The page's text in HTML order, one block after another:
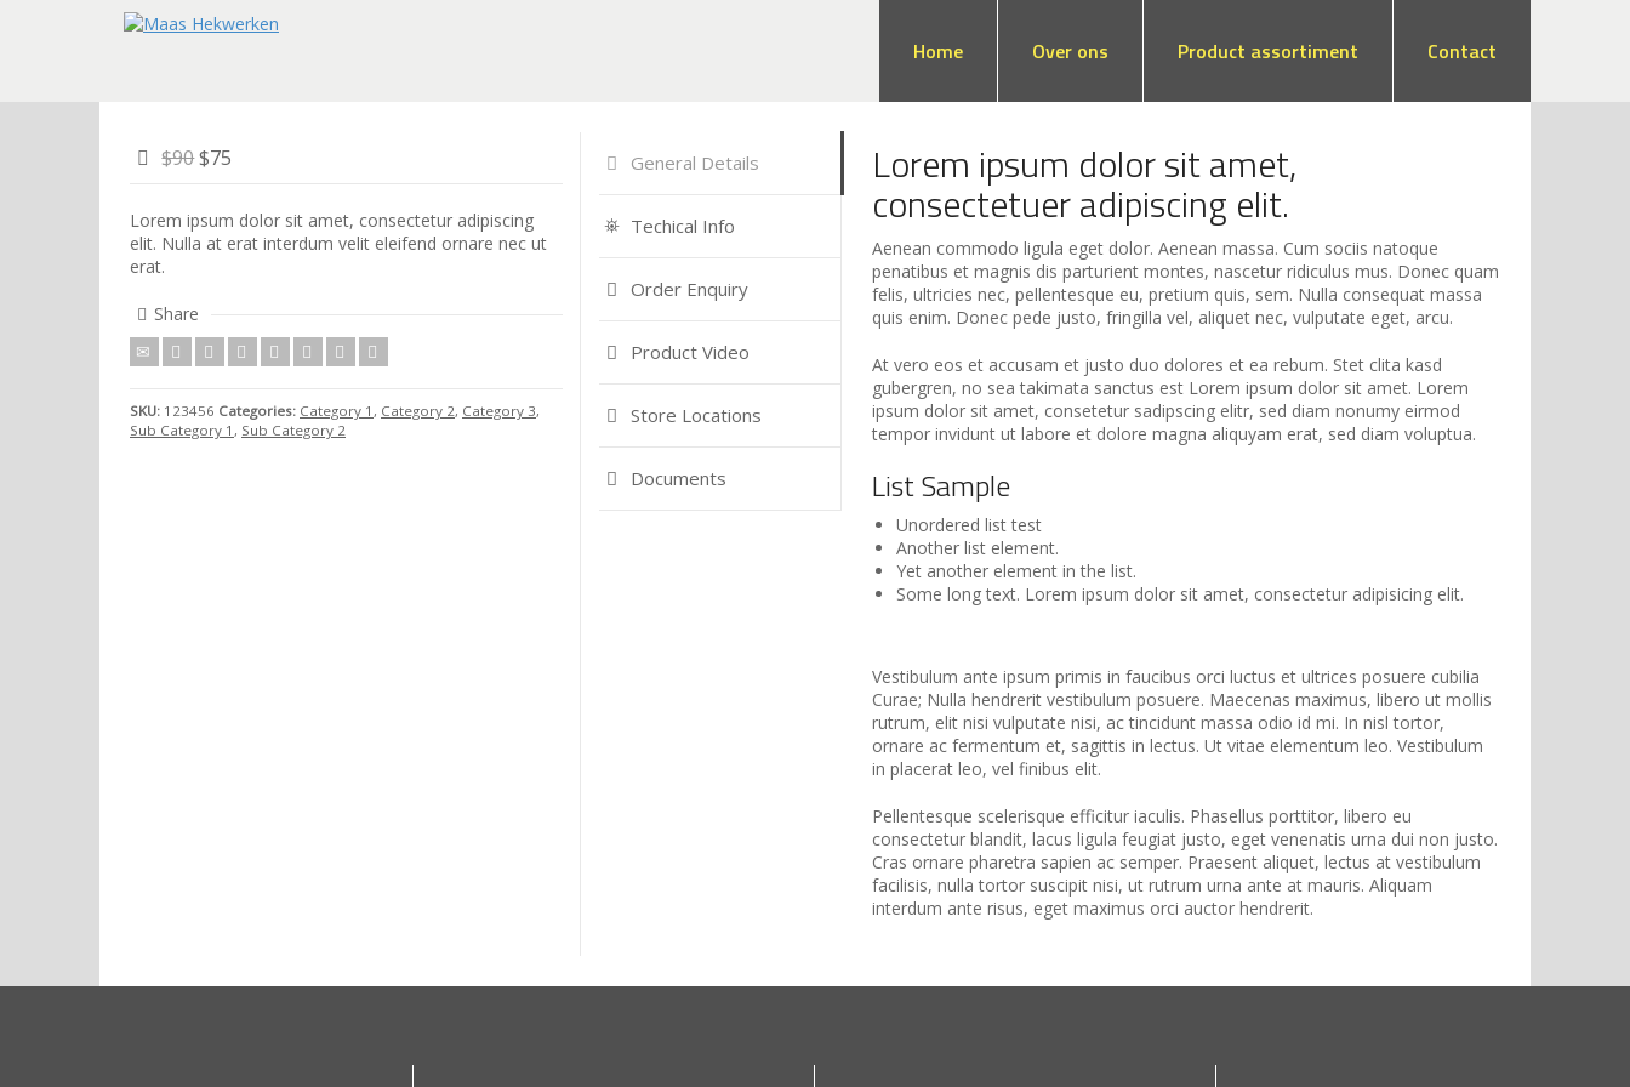
Home Over ons Product assortiment Contact
$90$75
Lorem ipsum dolor sit amet, consectetur adipiscing
elit. Nulla at erat interdum velit eleifend ornare nec ut
erat.
Share
SKU: 123456 Categories: Category 1 , Category 2, Category 3,
Sub Category 1 , Sub Category 2
General Details
Techical Info
Order Enquiry
Product Video
Store Locations
Documents
Lorem ipsum dolor sit amet,
consectetuer adipiscing elit.
Aenean commodo ligula eget dolor. Aenean massa. Cum sociis natoque
penatibus et magnis dis parturient montes, nascetur ridiculus mus. Donec quam
felis, ultricies nec, pellentesque eu, pretium quis, sem. Nulla consequat massa
quis enim. Donec pede justo, fringilla vel, aliquet nec, vulputate eget, arcu.
At vero eos et accusam et justo duo dolores et ea rebum. Stet clita kasd
gubergren, no sea takimata sanctus est Lorem ipsum dolor sit amet. Lorem
ipsum dolor sit amet, consetetur sadipscing elitr, sed diam nonumy eirmod
tempor invidunt ut labore et dolore magna aliquyam erat, sed diam voluptua.
List Sample
Unordered list test
Another list element.
Yet another element in the list.
Some long text. Lorem ipsum dolor sit amet, consectetur adipisicing elit.
Vestibulum ante ipsum primis in faucibus orci luctus et ultrices posuere cubilia
Curae; Nulla hendrerit vestibulum posuere. Maecenas maximus, libero ut mollis
rutrum, elit nisi vulputate nisi, ac tincidunt massa odio id mi. In nisl tortor,
ornare ac fermentum et, sagittis in lectus. Ut vitae elementum leo. Vestibulum
in placerat leo, vel finibus elit.
Pellentesque scelerisque efficitur iaculis. Phasellus porttitor, libero eu
consectetur blandit, lacus ligula feugiat justo, eget venenatis urna dui non justo.
Cras ornare pharetra sapien ac semper. Praesent aliquet, lectus at vestibulum
facilisis, nulla tortor suscipit nisi, ut rutrum urna ante at mauris. Aliquam
interdum ante risus, eget maximus orci auctor hendrerit.